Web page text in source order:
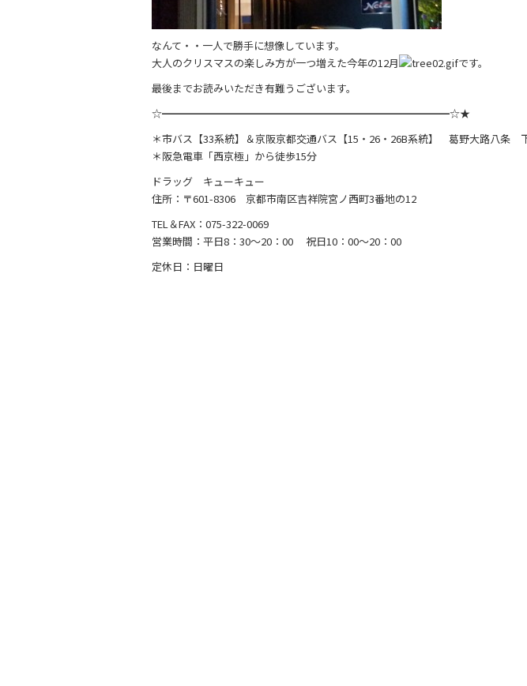
なんて・・一人で勝手に想像しています。
大人のクリスマスの楽しみ方が一つ増えた今年の12月
です。
最後までお読みいただき有難うございます。
☆━━━━━━━━━━━━━━━━━━━━━━━━━━━━☆★
＊市バス【33系統】＆京阪京都交通バス【15・26・26B系統】 葛野大路八条
＊阪急電車「西京極」から徒歩15分
ドラッグ キューキュー
住所：〒601-8306 京都市南区吉祥院宮ノ西町3番地の12
TEL＆FAX：075-322-0069
営業時間：平日8：30～20：00 祝日10：00～20：00
定休日：日曜日